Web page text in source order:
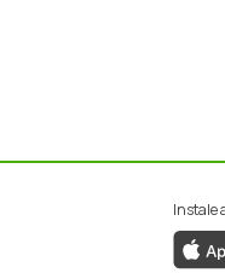
Instale